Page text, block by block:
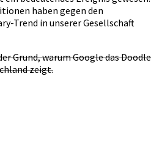
haben gegen den
Trend in unserer Gesellschaft
Grund, warum Google das Doodle
zeigt.